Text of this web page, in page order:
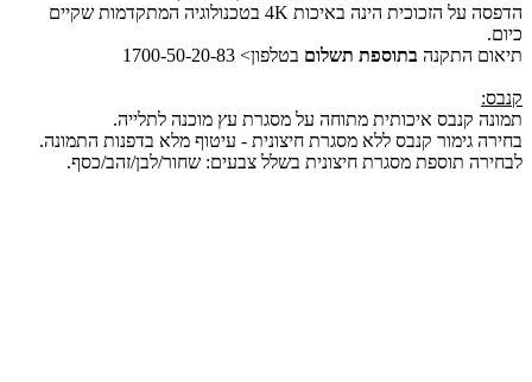
הדפסה על הזכוכית הינה באיכות 4K בטכנולוגיה המתקדמות שקיים
כיום.
תיאום התקנה בתוספת תשלום בטלפון> 1700-50-20-83
קנבס:
תמונה קנבס איכותית מתוחה על מסגרת עץ מוכנה לתלייה.
בחירה גימור קנבס ללא מסגרת חיצונית - עיטוף מלא בדפנות התמונה.
לבחירה תוספת מסגרת חיצונית בשלל צבעים: שחור/לבן/זהב/כסף.